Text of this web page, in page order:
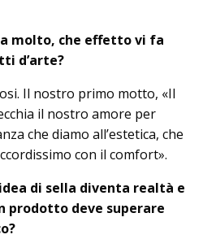
molto, che effetto vi fa
d’arte?
Il nostro primo motto, «Il
il nostro amore per
che diamo all’estetica, che
con il comfort».
di sella diventa realtà e
prodotto deve superare